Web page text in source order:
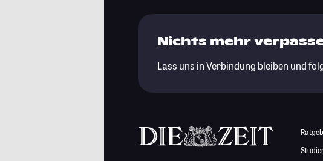
Nichts mehr
Lass uns in Verbindung bleiben und